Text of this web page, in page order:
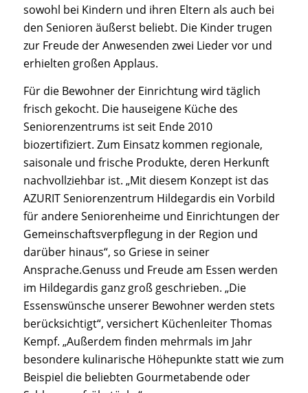
sowohl bei Kindern und ihren Eltern als auch bei
den Senioren äußerst beliebt. Die Kinder trugen
zur Freude der Anwesenden zwei Lieder vor und
erhielten großen Applaus.
Für die Bewohner der Einrichtung wird täglich
frisch gekocht. Die hauseigene Küche des
Seniorenzentrums ist seit Ende 2010
biozertifiziert. Zum Einsatz kommen regionale,
saisonale und frische Produkte, deren Herkunft
nachvollziehbar ist. „Mit diesem Konzept ist das
AZURIT Seniorenzentrum Hildegardis ein Vorbild
für andere Seniorenheime und Einrichtungen der
Gemeinschaftsverpflegung in der Region und
darüber hinaus“, so Griese in seiner
Ansprache.Genuss und Freude am Essen werden
im Hildegardis ganz groß geschrieben. „Die
Essenswünsche unserer Bewohner werden stets
berücksichtigt“, versichert Küchenleiter Thomas
Kempf. „Außerdem finden mehrmals im Jahr
besondere kulinarische Höhepunkte statt wie zum
Beispiel die beliebten Gourmetabende oder